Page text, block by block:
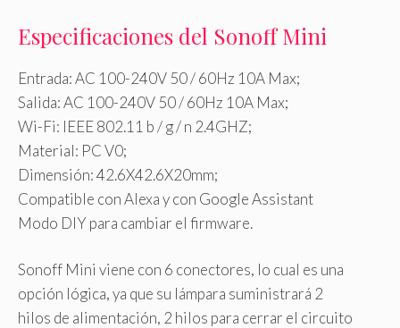
Especificaciones del Sonoff Mini
Entrada: AC 100-240V 50 / 60Hz 10A Max;
Salida: AC 100-240V 50 / 60Hz 10A Max;
Wi-Fi: IEEE 802.11 b / g / n 2.4GHZ;
Material: PC V0;
Dimensión: 42.6X42.6X20mm;
Compatible con Alexa y con Google Assistant
Modo DIY para cambiar el firmware.
Sonoff Mini viene con 6 conectores, lo cual es una
opción lógica, ya que su lámpara suministrará 2
hilos de alimentación, 2 hilos para cerrar el circuito